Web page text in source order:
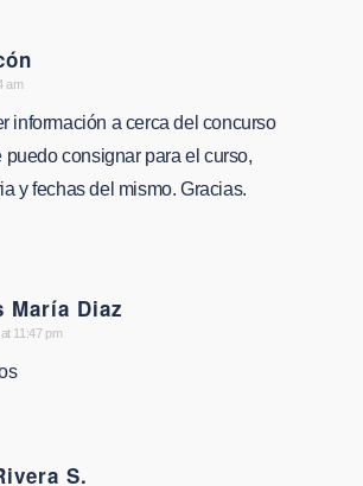
am
información a cerca del concurso
puedo consignar para el curso,
y fechas del mismo. Gracias.
María Diaz
11:47 pm
S.